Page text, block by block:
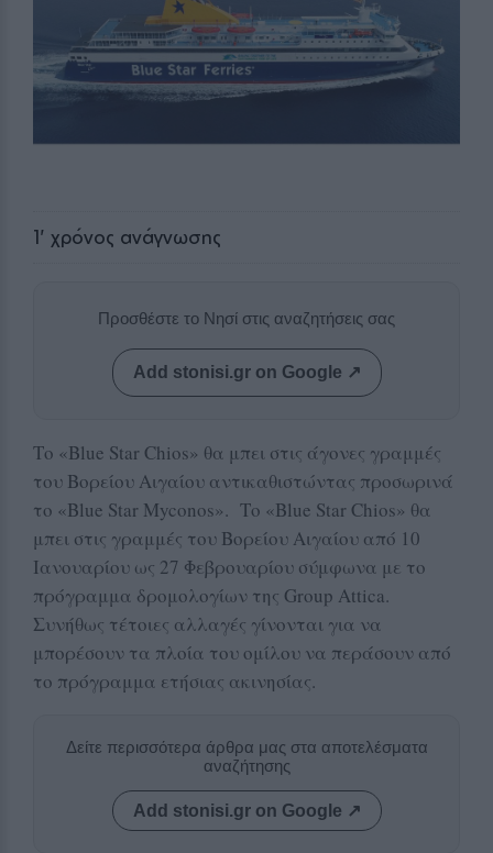
1' χρόνος ανάγνωσης
Προσθέστε το Νησί στις αναζητήσεις σας
Add stonisi.gr on Google ↗
Το «Blue Star Chios» θα μπει στις άγονες γραμμές
του Βορείου Αιγαίου αντικαθιστώντας προσωρινά
το «Blue Star Myconos». Το «Blue Star Chios» θα
μπει στις γραμμές του Βορείου Αιγαίου από 10
Ιανουαρίου ως 27 Φεβρουαρίου σύμφωνα με το
πρόγραμμα δρομολογίων της Group Attica.
Συνήθως τέτοιες αλλαγές γίνονται για να
μπορέσουν τα πλοία του ομίλου να περάσουν από
το πρόγραμμα ετήσιας ακινησίας.
Δείτε περισσότερα άρθρα μας στα αποτελέσματα
αναζήτησης
Add stonisi.gr on Google ↗